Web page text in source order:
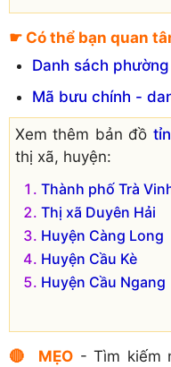
☛ Có thể bạn quan
Danh sách
Mã bưu chính -
Xem thêm bản đồ
thị xã, huyện:
Thành phố Trà
Thị xã Duyên Hải
Huyện Càng Long
Huyện Cầu Kè
Huyện Cầu Ngang
🔴 MẸO- Tìm kiếm